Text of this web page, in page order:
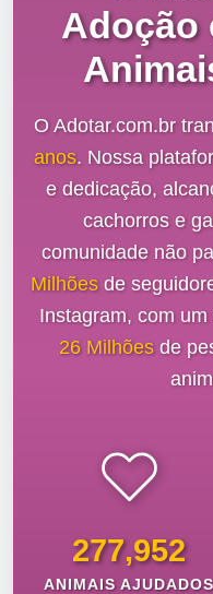
Adoção
O Adotar.com.br
anos. Nossa
e dedicação,
cachorros e
comunidade não
Milhõesde
Instagram, com
26 Milhõesde
277,952
ANIMAIS AJUDADOS